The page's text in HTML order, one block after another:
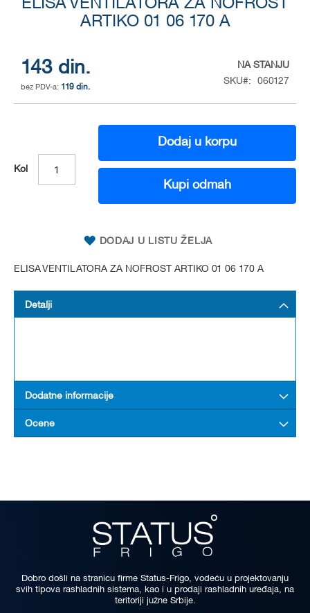
ELISA VENTILATORA ZA NOFROST
ARTIKO 01 06 170 A
143 din.
119 din.
NA STANJU
SKU
060127
Kol
Dodaj u korpu
Kupi odmah
DODAJ U LISTU ŽELJA
ELISA VENTILATORA ZA NOFROST ARTIKO 01 06 170 A
the
images
gallery
Detalji
Dodatne informacije
Ocene
Dobro došli na stranicu firme Status-Frigo, vodeću u projektovanju
svih tipova rashladnih sistema, kao i u prodaji rashladnih uređaja, na
teritoriji južne Srbije.